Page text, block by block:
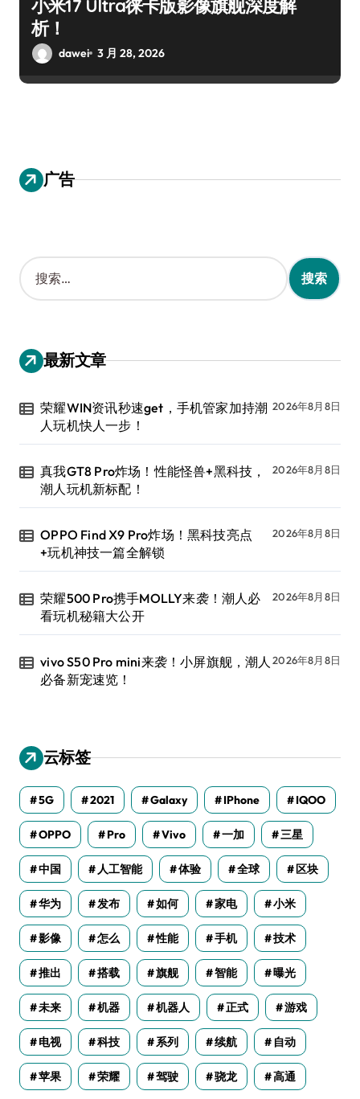
小米17 Ultra徕卡版影像旗舰深度解
析！
dawei 3 月 28, 2026
广告
搜
索
：
最新文章
荣耀WIN资讯秒速get，手机管家加持潮
人玩机快人一步！
2026年8月8日
真我GT8 Pro炸场！性能怪兽+黑科技，
潮人玩机新标配！
2026年8月8日
OPPO Find X9 Pro炸场！黑科技亮点
+玩机神技一篇全解锁
2026年8月8日
荣耀500 Pro携手MOLLY来袭！潮人必
看玩机秘籍大公开
2026年8月8日
vivo S50 Pro mini来袭！小屏旗舰，潮人
必备新宠速览！
2026年8月8日
云标签
5G 2021 Galaxy IPhone IQOO
OPPO Pro Vivo 一加 三星
中国 人工智能 体验 全球 区块
华为 发布 如何 家电 小米
影像 怎么 性能 手机 技术
推出 搭载 旗舰 智能 曝光
未来 机器 机器人 正式 游戏
电视 科技 系列 续航 自动
苹果 荣耀 驾驶 骁龙 高通